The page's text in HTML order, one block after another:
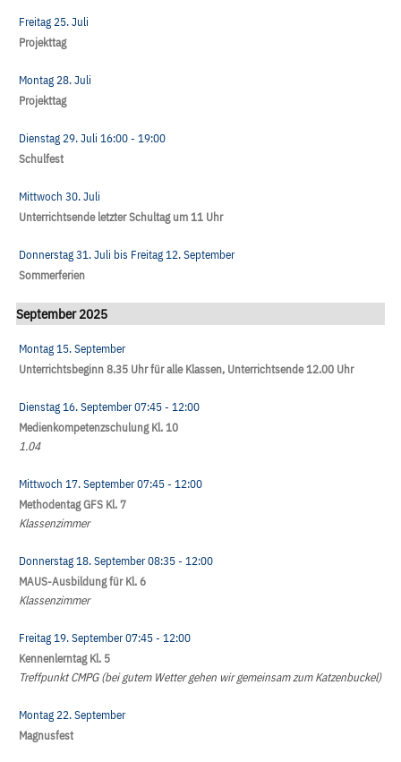
Freitag 25. Juli
Projekttag
Montag 28. Juli
Projekttag
Dienstag 29. Juli 16:00- 19:00
Schulfest
Mittwoch 30. Juli
Unterrichtsende letzter Schultag um 11 Uhr
Donnerstag 31. Juli bis Freitag 12. September
Sommerferien
September 2025
Montag 15. September
Unterrichtsbeginn 8.35 Uhr für alle Klassen, Unterrichtsende 12.00 Uhr
Dienstag 16. September07:45- 12:00
Medienkompetenzschulung Kl. 10
1.04
Mittwoch 17. September07:45- 12:00
Methodentag GFS Kl. 7
Klassenzimmer
Donnerstag 18. September08:35- 12:00
MAUS-Ausbildung für Kl. 6
Klassenzimmer
Freitag 19. September07:45- 12:00
Kennenlerntag Kl. 5
Treffpunkt CMPG (bei gutem Wetter gehen wir gemeinsam zum Katzenbuckel)
Montag 22. September
Magnusfest